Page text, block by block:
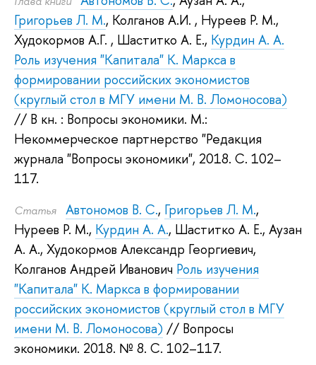
Григорьев Л. М., Колганов А.И. , Нуреев Р. М.,
Худокормов А.Г. , Шаститко А. Е., Курдин А. А.
Роль изучения "Капитала" К. Маркса в
формировании российских экономистов
(круглый стол в МГУ имени М. В. Ломоносова)
// В кн. : Вопросы экономики. М.:
Некоммерческое партнерство "Редакция
журнала "Вопросы экономики", 2018. С. 102–
117.
Статья Автономов В. С., Григорьев Л. М.,
Нуреев Р. М., Курдин А. А., Шаститко А. Е., Аузан
А. А., Худокормов Александр Георгиевич,
Колганов Андрей Иванович Роль изучения
"Капитала" К. Маркса в формировании
российских экономистов (круглый стол в МГУ
имени М. В. Ломоносова) // Вопросы
экономики. 2018. № 8. С. 102–117.